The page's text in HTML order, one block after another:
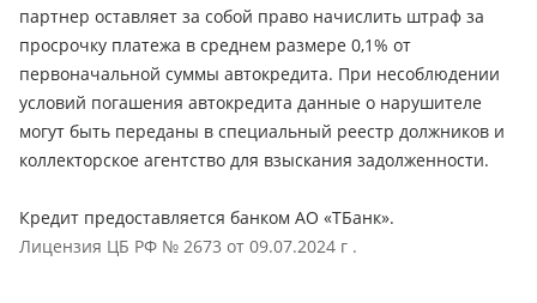
партнер оставляет за собой право начислить штраф за
просрочку платежа в среднем размере 0,1% от
первоначальной суммы автокредита. При несоблюдении
условий погашения автокредита данные о нарушителе
могут быть переданы в специальный реестр должников и
коллекторское агентство для взыскания задолженности.
Кредит предоставляется банком АО «ТБанк».
Лицензия ЦБ РФ № 2673 от 09.07.2024 г .